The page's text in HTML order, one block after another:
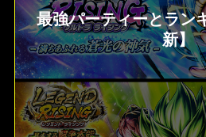
最強パーティーとランキング！【5/24更
新】